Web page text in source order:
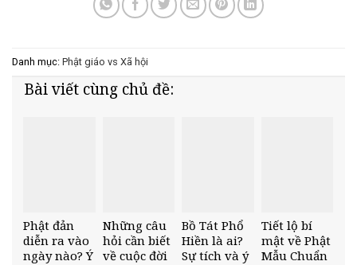
Danh mục: Phật giáo vs Xã hội
Bài viết cùng chủ đề:
Phật đản
diễn ra vào
ngày nào? Ý
Những câu
hỏi cần biết
về cuộc đời
Bồ Tát Phổ
Hiền là ai?
Sự tích và ý
Tiết lộ bí
mật về Phật
Mẫu Chuẩn